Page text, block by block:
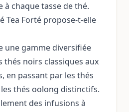
à chaque tasse de thé.
Tea Forté propose-t-elle
une gamme diversifiée
thés noirs classiques aux
en passant par les thés
thés oolong distinctifs.
des infusions à